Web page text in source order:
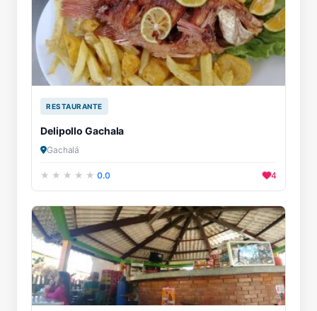
RESTAURANTE
Delipollo Gachala
Gachalá
0.0 4